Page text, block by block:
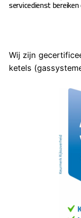
servicedienst
Wij zijn
ketels